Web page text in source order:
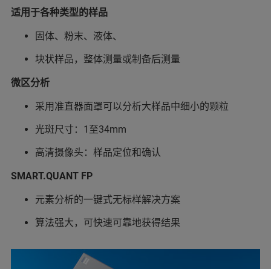
适用于各种类型的样品
固体、粉末、液体、
块状样品，整体测量或制备后测量
微区分析
采用准直器面罩可以分析大样品中细小的颗粒
光斑尺寸：1至34mm
高清摄像头：样品定位和确认
SMART.QUANT FP
元素分析的一键式无标样解决方案
算法强大，可快速可靠地获得结果